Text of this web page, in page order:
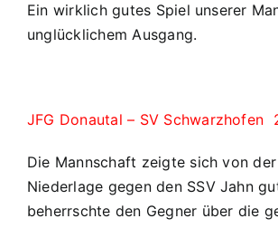
Ein wirklich gutes Spiel unserer
unglücklichem Ausgang.
JFG Donautal – SV Schwarzhofen
Die Mannschaft zeigte sich von
Niederlage gegen den SSV Jahn
beherrschte den Gegner über die